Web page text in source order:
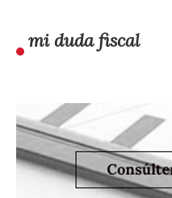
mi duda fiscal